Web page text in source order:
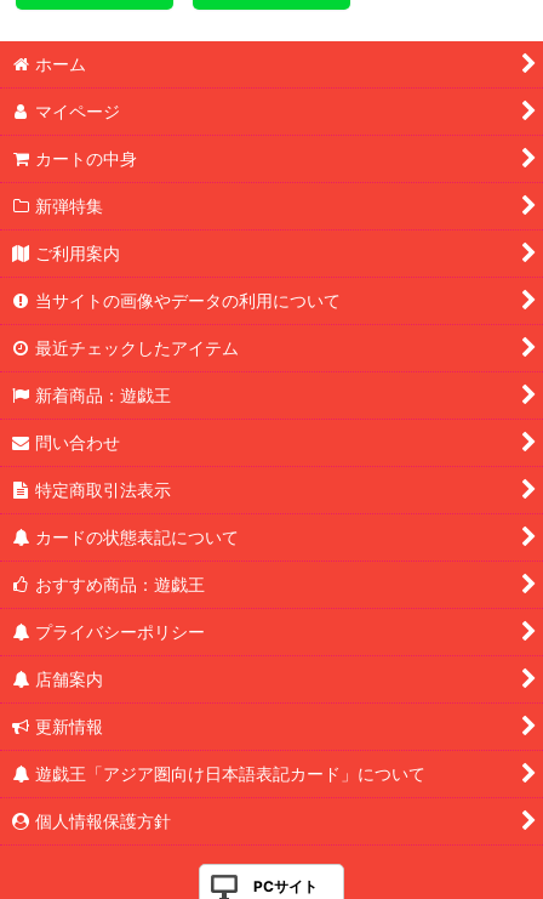
ホーム
マイページ
カートの中身
新弾特集
ご利用案内
当サイトの画像やデータの利用について
最近チェックしたアイテム
新着商品：遊戯王
問い合わせ
特定商取引法表示
カードの状態表記について
おすすめ商品：遊戯王
プライバシーポリシー
店舗案内
更新情報
遊戯王「アジア圏向け日本語表記カード」について
個人情報保護方針
PCサイト